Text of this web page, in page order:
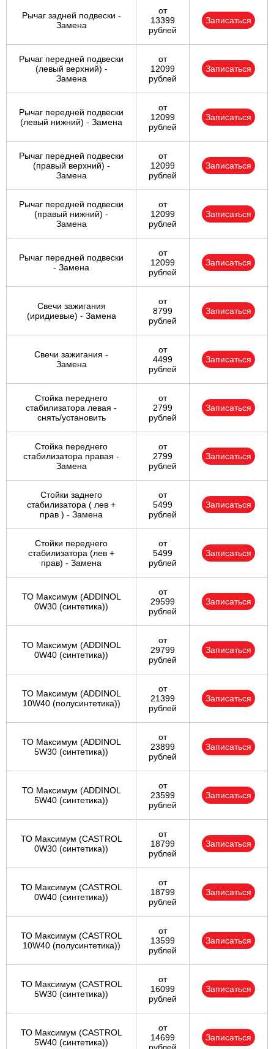
Рычаг задней подвески -
Замена
от
13399
рублей
Записаться
Рычаг передней подвески
(левый верхний) -
Замена
от
12099
рублей
Записаться
Рычаг передней подвески
(левый нижний) - Замена
от
12099
рублей
Записаться
Рычаг передней подвески
(правый верхний) -
Замена
от
12099
рублей
Записаться
Рычаг передней подвески
(правый нижний) -
Замена
от
12099
рублей
Записаться
Рычаг передней подвески
- Замена
от
12099
рублей
Записаться
Свечи зажигания
(иридиевые) - Замена
от
8799
рублей
Записаться
Свечи зажигания -
Замена
от
4499
рублей
Записаться
Стойка переднего
стабилизатора левая -
снять/установить
от
2799
рублей
Записаться
Стойка переднего
стабилизатора правая -
Замена
от
2799
рублей
Записаться
Стойки заднего
стабилизатора ( лев +
прав ) - Замена
от
5499
рублей
Записаться
Стойки переднего
стабилизатора (лев +
прав) - Замена
от
5499
рублей
Записаться
ТО Максимум (ADDINOL
0W30 (синтетика))
от
29599
рублей
Записаться
ТО Максимум (ADDINOL
0W40 (синтетика))
от
29799
рублей
Записаться
ТО Максимум (ADDINOL
10W40 (полусинтетика))
от
21399
рублей
Записаться
ТО Максимум (ADDINOL
5W30 (синтетика))
от
23899
рублей
Записаться
ТО Максимум (ADDINOL
5W40 (синтетика))
от
23599
рублей
Записаться
ТО Максимум (CASTROL
0W30 (синтетика))
от
18799
рублей
Записаться
ТО Максимум (CASTROL
0W40 (синтетика))
от
18799
рублей
Записаться
ТО Максимум (CASTROL
10W40 (полусинтетика))
от
13599
рублей
Записаться
ТО Максимум (CASTROL
5W30 (синтетика))
от
16099
рублей
Записаться
ТО Максимум (CASTROL
5W40 (синтетика))
от
14699
Записаться